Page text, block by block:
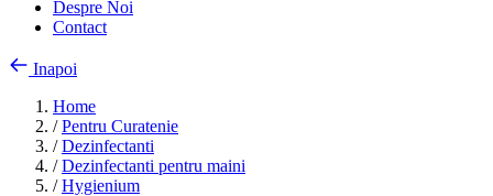
Despre Noi
Contact
Inapoi
Home
/ Pentru Curatenie
/ Dezinfectanti
/ Dezinfectanti pentru maini
/ Hygienium